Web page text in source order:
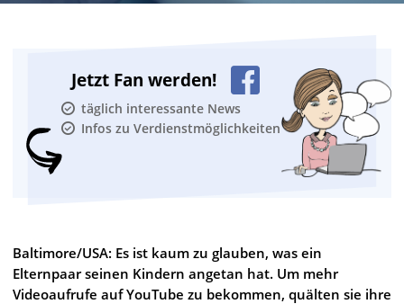
Jetzt Fan werden!
täglich interessante News
Infos zu Verdienstmöglichkeiten
Baltimore/USA: Es ist kaum zu glauben, was ein
Elternpaar seinen Kindern angetan hat. Um mehr
Videoaufrufe auf YouTube zu bekommen, quälten sie ihre